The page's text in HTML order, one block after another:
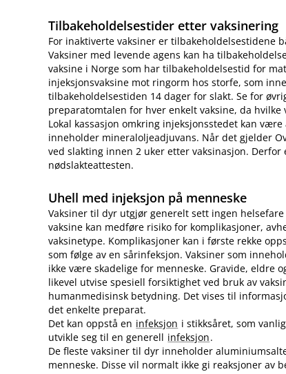
Tilbakeholdelsestider etter vaksinering
For inaktiverte vaksiner er tilbakeholdelsestidene
Vaksiner med levende agens kan ha
vaksine i Norge som har tilbakeholdelsestid for
injeksjonsvaksine mot ringorm hos storfe, som
tilbakeholdelsestiden 14 dager for slakt. Se for
preparatomtalen for hver enkelt vaksine, da
Lokal kassasjon omkring injeksjonsstedet kan
inneholder mineraloljeadjuvans. Når det gjelder
ved slakting innen 2 uker etter vaksinasjon.
nødslakteattesten.
Uhell med injeksjon på menneske
Vaksiner til dyr utgjør generelt sett ingen
vaksine kan medføre risiko for komplikasjoner,
vaksinetype. Komplikasjoner kan i første rekke
som følge av en sårinfeksjon. Vaksiner som
ikke være skadelige for menneske. Gravide, eldre
likevel utvise spesiell forsiktighet ved bruk av
humanmedisinsk betydning. Det vises til
det enkelte preparat.
Det kan oppstå en infeksjon i stikksåret, som
utvikle seg til en generell infeksjon.
De fleste vaksiner til dyr inneholder
menneske. Disse vil normalt ikke gi reaksjoner av